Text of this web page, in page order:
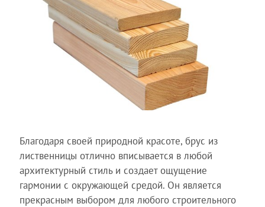
Благодаря своей природной красоте, брус из
лиственницы отлично вписывается в любой
архитектурный стиль и создает ощущение
гармонии с окружающей средой. Он является
прекрасным выбором для любого строительного